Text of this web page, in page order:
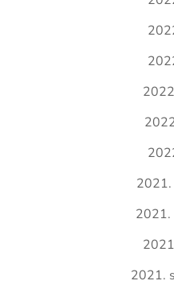
2021.
2021.
2021.